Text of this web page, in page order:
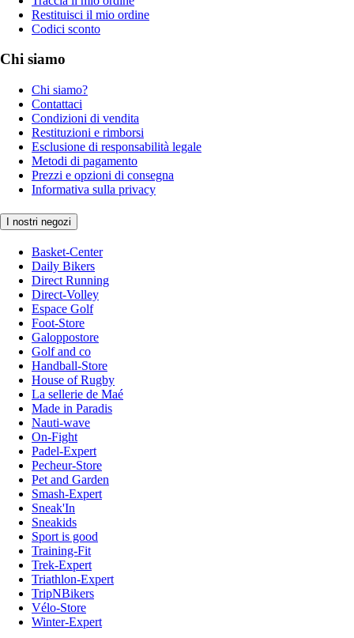
Restituisci il mio ordine
Codici sconto
Chi siamo
Chi siamo?
Contattaci
Condizioni di vendita
Restituzioni e rimborsi
Esclusione di responsabilità legale
Metodi di pagamento
Prezzi e opzioni di consegna
Informativa sulla privacy
I nostri negozi
Basket-Center
Daily Bikers
Direct Running
Direct-Volley
Espace Golf
Foot-Store
Galoppostore
Golf and co
Handball-Store
House of Rugby
La sellerie de Maé
Made in Paradis
Nauti-wave
On-Fight
Padel-Expert
Pecheur-Store
Pet and Garden
Smash-Expert
Sneak'In
Sneakids
Sport is good
Training-Fit
Trek-Expert
Triathlon-Expert
TripNBikers
Vélo-Store
Winter-Expert